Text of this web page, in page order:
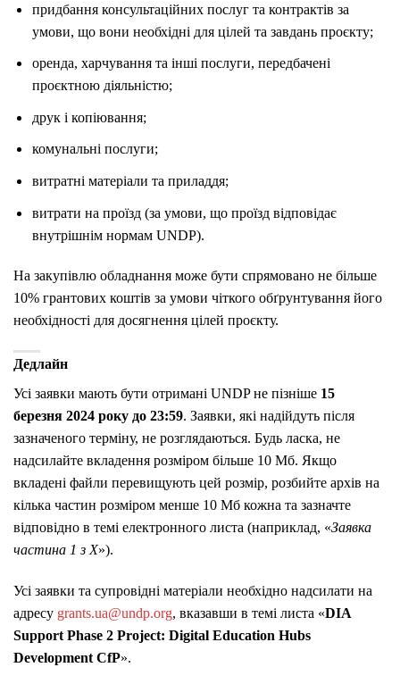
придбання консультаційних послуг та контрактів за
умови, що вони необхідні для цілей та завдань проєкту;
оренда, харчування та інші послуги, передбачені
проєктною діяльністю;
друк і копіювання;
комунальні послуги;
витратні матеріали та приладдя;
витрати на проїзд (за умови, що проїзд відповідає
внутрішнім нормам UNDP).
На закупівлю обладнання може бути спрямовано не більше
10% грантових коштів за умови чіткого обґрунтування його
необхідності для досягнення цілей проєкту.
Дедлайн
Усі заявки мають бути отримані UNDP не пізніше 15
березня 2024 року до 23:59. Заявки, які надійдуть після
зазначеного терміну, не розглядаються. Будь ласка, не
надсилайте вкладення розміром більше 10 Мб. Якщо
вкладені файли перевищують цей розмір, розбийте архів на
кілька частин розміром менше 10 Мб кожна та зазначте
відповідно в темі електронного листа (наприклад, «Заявка
частина 1 з X»).
Усі заявки та супровідні матеріали необхідно надсилати на
адресу grants.ua@undp.org, вказавши в темі листа «DIA
Support Phase 2 Project: Digital Education Hubs
Development CfP».